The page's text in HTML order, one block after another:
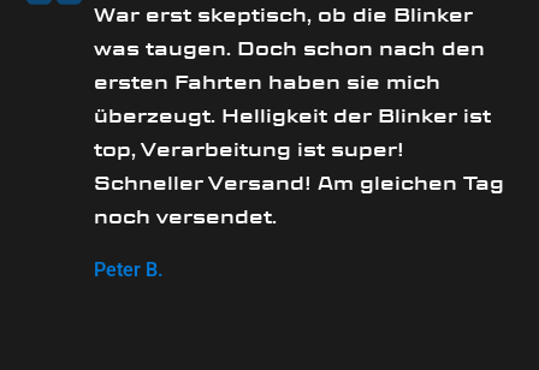
War erst skeptisch, ob die Blinker
was taugen. Doch schon nach den
ersten Fahrten haben sie mich
überzeugt. Helligkeit der Blinker ist
top, Verarbeitung ist super!
Schneller Versand! Am gleichen Tag
noch versendet.
Peter B.